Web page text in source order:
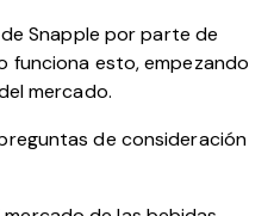
Snapple por parte de
funciona esto, empezando
mercado.
de consideración